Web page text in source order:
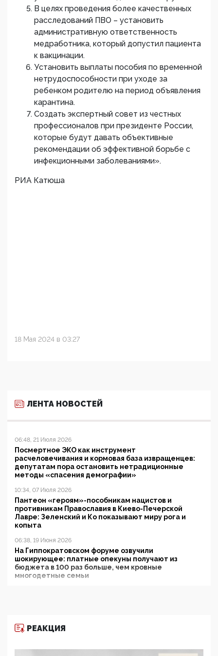
В целях проведения более качественных
расследований ПВО – установить
административную ответственность
медработника, который допустил пациента
к вакцинации.
Установить выплаты пособия по временной
нетрудоспособности при уходе за
ребенком родителю на период объявления
карантина.
Создать экспертный совет из честных
профессионалов при президенте России,
которые будут давать объективные
рекомендации об эффективной борьбе с
инфекционными заболеваниями».
РИА Катюша
18 Мая 2024 в 03:27
ЛЕНТА НОВОСТЕЙ
06:48, 21 Июля 2026
Посмертное ЭКО как инструмент
расчеловечивания и кормовая база извращенцев:
депутатам пора остановить нетрадиционные
методы «спасения демографии»
10:34, 07 Июля 2026
Пантеон «героям»-пособникам нацистов и
противникам Православия в Киево-Печерской
Лавре: Зеленский и Ко показывают миру рога и
копыта
06:38, 19 Июня 2026
На Гиппократовском форуме озвучили
шокирующее: платные опекуны получают из
бюджета в 100 раз больше, чем кровные
многодетные семьи
11:53, 09 Июня 2026
деятельность ИИТО ЮНЕСКО в России, но
РЕАКЦИЯ